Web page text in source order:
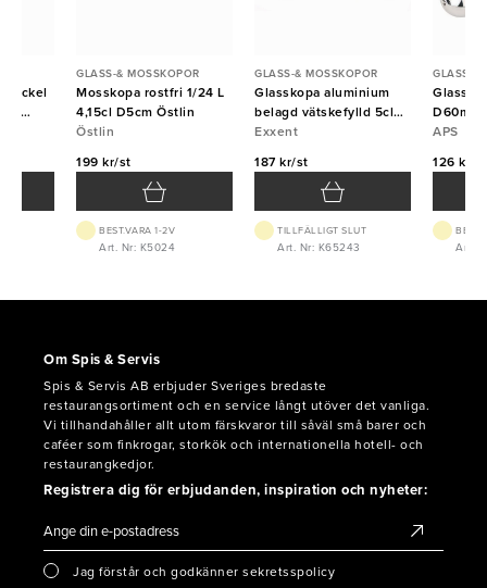
GLASS-& MOSSKOPOR
Mosskopa rostfri 1/24 L
4,15cl D5cm Östlin
Östlin
199 kr/st
BEST.VARA 1-2V
Art. Nr: K5024
GLASS-& MOSSKOPOR
Glasskopa aluminium
belagd vätskefylld 5cl
1/20L
Exxent
187 kr/st
TILLFÄLLIGT SLUT
Art. Nr: K65243
GLASS-&
Glass/
D60mm
APS
126 kr/st
Art.
Om Spis & Servis
Spis & Servis AB erbjuder Sveriges bredaste
restaurangsortiment och en service långt utöver det vanliga.
Vi tillhandahåller allt utom färskvaror till såväl små barer och
caféer som finkrogar, storkök och internationella hotell- och
restaurangkedjor.
Registrera dig för erbjudanden, inspiration och nyheter:
Jag förstår och godkänner sekretsspolicy